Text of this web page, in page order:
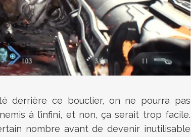
derrière ce bouclier, on ne pourra pas
à l’infini, et non, ça serait trop facile.
nombre avant de devenir inutilisable